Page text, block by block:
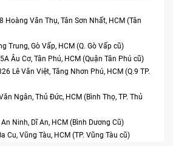
Hoàng Văn Thụ, Tân Sơn Nhất, HCM (Tân
Trung, Gò Vấp, HCM (Q. Gò Vấp cũ)
Âu Cơ, Tân Phú, HCM (Quận Tân Phú cũ)
Lê Văn Việt, Tăng Nhơn Phú, HCM (Q.9 TP.
Ngân, Thủ Đức, HCM (Bình Thọ, TP. Thủ
Ninh, Dĩ An, HCM (Bình Dương Cũ)
Cu, Vũng Tàu, HCM (TP. Vũng Tàu cũ)